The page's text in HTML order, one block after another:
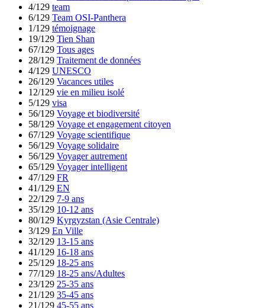
4/129 team
6/129 Team OSI-Panthera
1/129 témoignage
19/129 Tien Shan
67/129 Tous ages
28/129 Traitement de données
4/129 UNESCO
26/129 Vacances utiles
12/129 vie en milieu isolé
5/129 visa
56/129 Voyage et biodiversité
58/129 Voyage et engagement citoyen
67/129 Voyage scientifique
56/129 Voyage solidaire
56/129 Voyager autrement
65/129 Voyager intelligent
47/129 FR
41/129 EN
22/129 7-9 ans
35/129 10-12 ans
80/129 Kyrgyzstan (Asie Centrale)
3/129 En Ville
32/129 13-15 ans
41/129 16-18 ans
25/129 18-25 ans
77/129 18-25 ans/Adultes
23/129 25-35 ans
21/129 35-45 ans
21/129 45-55 ans